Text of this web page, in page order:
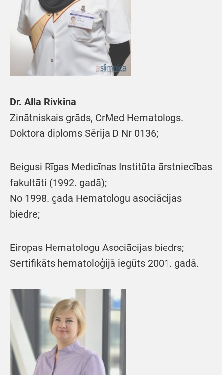
Dr. Alla Rivkina
Zinātniskais grāds, CrMed Hematologs.
Doktora diploms Sērija D Nr 0136;
Beigusi Rīgas Medicīnas Institūta ārstniecības
fakultāti (1992. gadā);
No 1998. gada Hematologu asociācijas
biedre;
Eiropas Hematologu Asociācijas biedrs;
Sertifikāts hematoloģijā iegūts 2001. gadā.